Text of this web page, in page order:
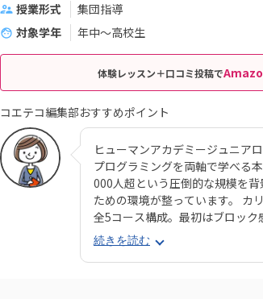
授業形式
集団指導
対象学年
年中～高校生
体験レッスン＋口コミ投稿で
コエテコ編集部おすすめポイント
ヒューマンアカデミージュニア
プログラミングを両軸で学べる
000人超という圧倒的な規模を
ための環境が整っています。 カ
全5コース構成。最初はブロッ
ング要素も加わっていきます。
生と共同開発されたオリジナル
成で、飽きずに続けやすい点も
続きを読む